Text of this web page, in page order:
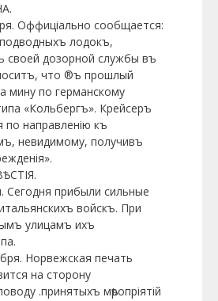
Оффиціально сообщается:
лодокъ,
своей дозорной службы въ
что ®ъ прошлый
мину по германскому
«Кольбергъ». Крейсеръ
по направленію къ
невидимому, получивъ
прибыли сильные
войскъ. При
улицамъ ихъ
Норвежская печать
на сторону
.принятыхъ мѣропріятій